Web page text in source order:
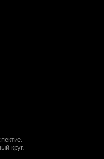
круг.